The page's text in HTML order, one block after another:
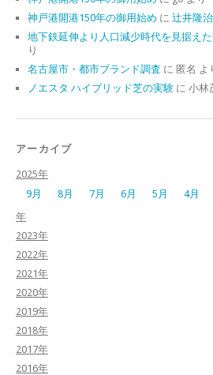
神戸港開港150年の御用始め に 辻井隆治
地下鉄延伸より人口減少時代を見据えた
り
名古屋市・都市ブランド調査 に 匿名 よ
ノエスタ ハイブリッド芝の実験 に 小林
アーカイブ
2025年
9月
8月 7月 6月 5月 4月
年
2023年
2022年
2021年
2020年
2019年
2018年
2017年
2016年